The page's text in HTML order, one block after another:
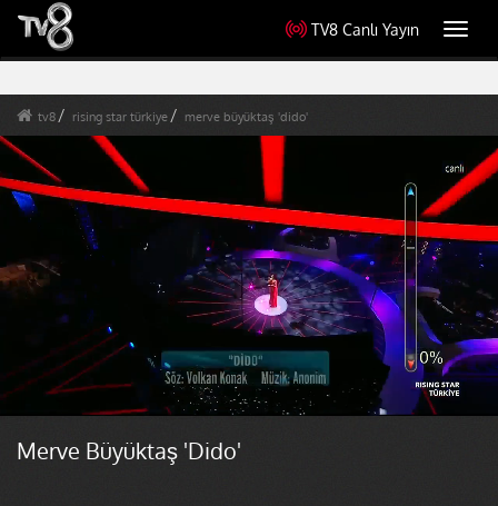
TV8 Canlı Yayın
tv8 rising star türkiye merve büyüktaş 'dido'
Merve Büyüktaş 'Dido'